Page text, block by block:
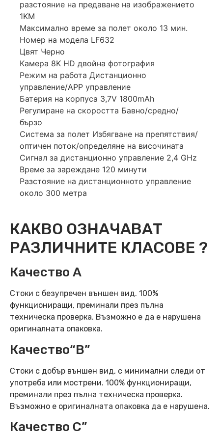
разстояние на предаване на изображението
1KM
Максимално време за полет около 13 мин.
Номер на модела LF632
Цвят Черно
Камера 8K HD двойна фотография
Режим на работа Дистанционно
управление/APP управление
Батерия на корпуса 3,7V 1800mAh
Регулиране на скоростта Бавно/средно/
бързо
Система за полет Избягване на препятствия/
оптичен поток/определяне на височината
Сигнал за дистанционно управление 2,4 GHz
Време за зареждане 120 минути
Разстояние на дистанционното управление
около 300 метра
КАКВО ОЗНАЧАВАТ
РАЗЛИЧНИТЕ КЛАСОВЕ ?
Качество А
Стоки с безупречен външен вид. 100%
функциониращи, преминали през пълна
техническа проверка. Възможно е да е нарушена
оригиналната опаковка.
Качество“B”
Стоки с добър външен вид, с минимални следи от
употреба или мострени. 100% функциониращи,
преминали през пълна техническа проверка.
Възможно е оригиналната опаковка да е нарушена.
Качество C”